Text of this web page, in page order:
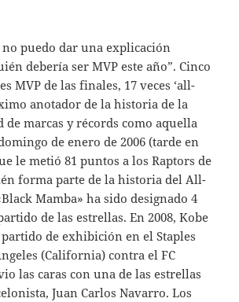
puedo dar una explicación
debería ser MVP este año”. Cinco
MVP de las finales, 17 veces ‘all-
anotador de la historia de la
marcas y récords como aquella
de enero de 2006 (tarde en
le metió 81 puntos a los Raptors de
forma parte de la historia del All-
Mamba» ha sido designado 4
de las estrellas. En 2008, Kobe
de exhibición en el Staples
(California) contra el FC
las caras con una de las estrellas
Juan Carlos Navarro. Los